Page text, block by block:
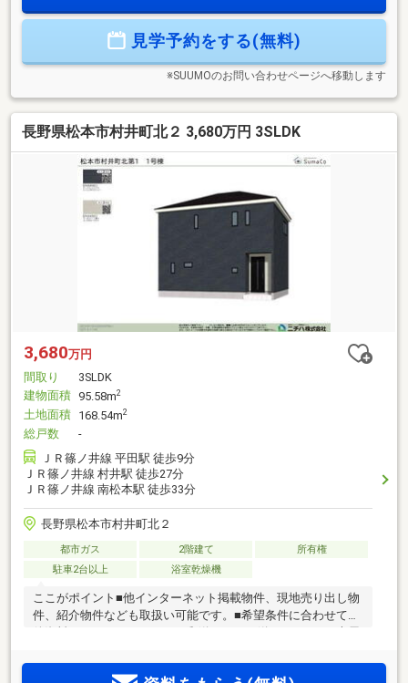
ご提案いたします♪ 見学予約をする(無料)
※SUUMOのお問い合わせページへ移動します
長野県松本市村井町北２ 3,680万円 3SLDK
3,680万円
間取り
3SLDK
建物面積 95.58m2
土地面積 168.54m2
総戸数
-
ＪＲ篠ノ井線 平田駅 徒歩9分
ＪＲ篠ノ井線 村井駅 徒歩27分
ＪＲ篠ノ井線 南松本駅 徒歩33分
長野県松本市村井町北２
都市ガス 2階建て
所有権
駐車2台以上
浴室乾燥機
ここがポイント■他インターネット掲載物件、現地売り出し物
件、紹介物件なども取扱い可能です。■希望条件に合わせて物
レーション■住替え（残債有ＯＫ）住替え住宅ローン取扱い有